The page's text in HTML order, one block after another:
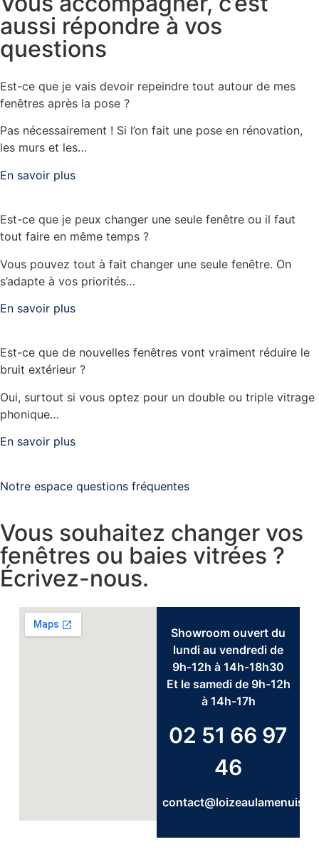
aussi répondre à vos
questions
Est-ce que je vais devoir repeindre tout autour de mes
fenêtres après la pose ?
Pas nécessairement ! Si l’on fait une pose en rénovation,
les murs et les…
En savoir plus
Est-ce que je peux changer une seule fenêtre ou il faut
tout faire en même temps ?
Vous pouvez tout à fait changer une seule fenêtre. On
s’adapte à vos priorités…
En savoir plus
Est-ce que de nouvelles fenêtres vont vraiment réduire le
bruit extérieur ?
Oui, surtout si vous optez pour un double ou triple vitrage
phonique…
En savoir plus
Notre espace questions fréquentes
Vous souhaitez changer vos
fenêtres ou baies vitrées ?
Écrivez-nous.
Showroom ouvert du
lundi au vendredi de
9h-12h à 14h-18h30
Et le samedi de 9h-12h
à 14h-17h
02 51 66 97
46